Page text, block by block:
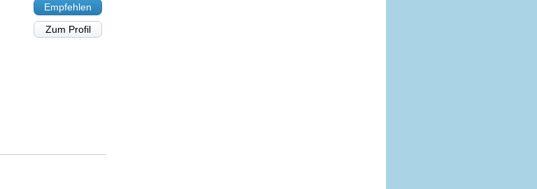
Empfehlen
Zum Profil